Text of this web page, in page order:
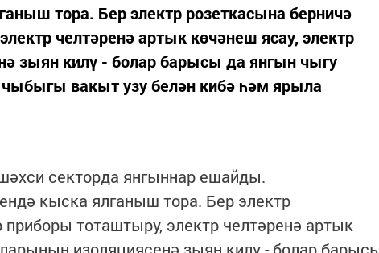
тора. Бер электр розеткасына берничә
челтәренә артык көчәнеш ясау, электр
зыян килү - болар барысы да янгын чыгу
вакыт узу белән кибә һәм ярыла
секторда янгыннар ешайды.
кыска ялганыш тора. Бер электр
тоташтыру, электр челтәренә артык